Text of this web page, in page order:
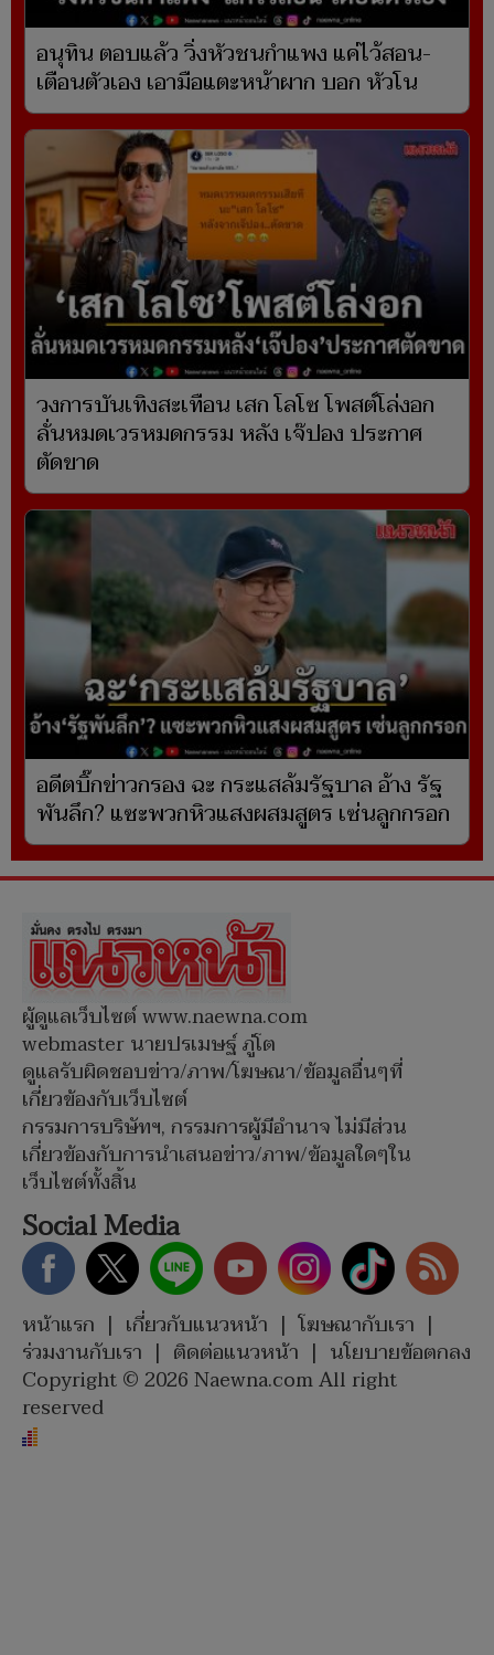
อนุทิน ตอบแล้ว วิ่งหัวชนกำแพง แค่ไว้สอน-
เตือนตัวเอง เอามือแตะหน้าผาก บอก หัวโน
วงการบันเทิงสะเทือน เสก โลโซ โพสต์โล่งอก
ลั่นหมดเวรหมดกรรม หลัง เจ๊ปอง ประกาศ
ตัดขาด
อดีตบิ๊กข่าวกรอง ฉะ กระแสล้มรัฐบาล อ้าง รัฐ
พันลึก? แซะพวกหิวแสงผสมสูตร เซ่นลูกกรอก
ผู้ดูแลเว็บไซต์ www.naewna.com
webmaster นายปรเมษฐ์ ภู่โต
ดูแลรับผิดชอบข่าว/ภาพ/โฆษณา/ข้อมูลอื่นๆที่
เกี่ยวข้องกับเว็บไซต์
กรรมการบริษัทฯ, กรรมการผู้มีอำนาจ ไม่มีส่วน
เกี่ยวข้องกับการนำเสนอข่าว/ภาพ/ข้อมูลใดๆใน
เว็บไซต์ทั้งสิ้น
Social Media
หน้าแรก | เกี่ยวกับแนวหน้า | โฆษณากับเรา |
ร่วมงานกับเรา | ติดต่อแนวหน้า | นโยบายข้อตกลง
Copyright © 2026 Naewna.com All right
reserved